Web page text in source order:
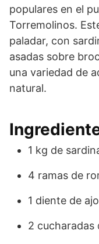
populares en el
Torremolinos.
paladar, con
asadas sobre
una variedad de
natural.
1 kg de
4 ramas de
1 diente de
2 cucharadas